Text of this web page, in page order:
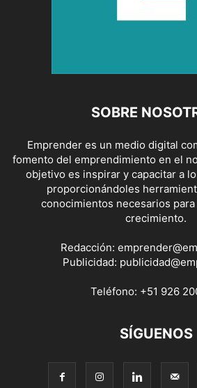
SOBRE
Emprender es un medio digital
fomento del emprendimiento en el
objetivo es inspirar y capacitar a
proporcionándoles
conocimientos necesarios
crecimiento.
Redacción:
Publicidad:
Teléfono: +51 926
SÍGUENOS